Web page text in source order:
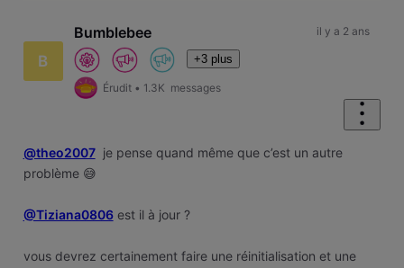
B
Bumblebee
+3 plus
Érudit • 1.3K messages
il y a 2 ans
@theo2007je pense quand même que c’est un autre
problème 😅
@Tiziana0806est il à jour ?
vous devrez certainement faire une réinitialisation et une